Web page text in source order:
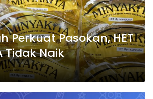
Perkuat Pasokan, HET
Tidak Naik